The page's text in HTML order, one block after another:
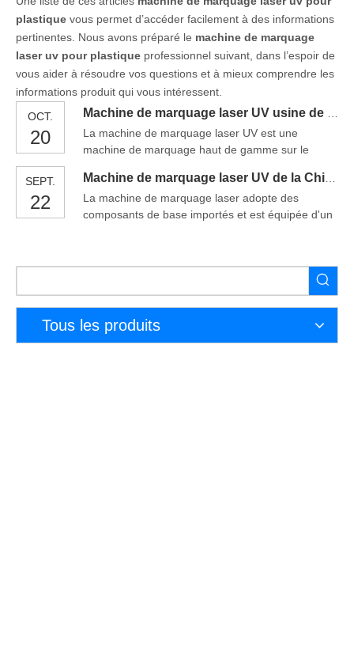
plastique vous permet d’accéder facilement à des informations
pertinentes. Nous avons préparé le machine de marquage
laser uv pour plastique professionnel suivant, dans l’espoir de
vous aider à résoudre vos questions et à mieux comprendre les
informations produit qui vous intéressent.
OCT.
20
La machine de marquage laser UV est une
machine de marquage haut de gamme sur le
d'autres.UV La machine de marquage au laser a
une tache de mise au point minimale et une zone
de traitement thermique très petite, elle peut donc
SEPT.
22
La machine de marquage laser adopte des
composants de base importés et est équipée d'un
logiciel spécial 3D et le système de contrôle
développés indépendamment par Perfect Laser, il
peut parfaitement réaliser le marquage fin pour
Tous les produits